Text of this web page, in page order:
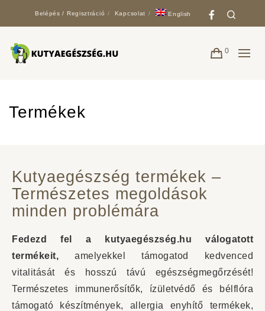
Belépés / Regisztráció Kapcsolat English
0
Termékek
Kutyaegészség termékek –
Természetes megoldások
minden problémára
Fedezd fel a kutyaegészség.hu válogatott
termékeit, amelyekkel támogatod kedvenced
vitalitását és hosszú távú egészségmegőrzését!
Természetes immunerősítők, ízületvédő és bélflóra
támogató készítmények, allergia enyhítő termékek,